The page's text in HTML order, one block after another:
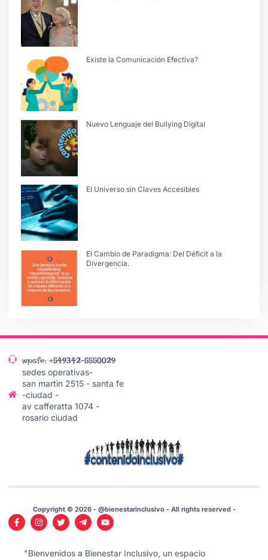
Existe la Comunicación Efectiva?
Nuevo Lenguaje del Bullying Digital
El Universo sin Claves Accesibles
El Cambio de Paradigma: Del Déficit a la
Divergencia.
wpsfe: +549342-5550029
sedes operativas-
san martin 2515 - santa fe
-ciudad -
av cafferatta 1074 -
rosario ciudad
Copyright © 2026 - @bienestarinclusivo - All rights reserved -
"Bienvenidos a Bienestar Inclusivo, un espacio